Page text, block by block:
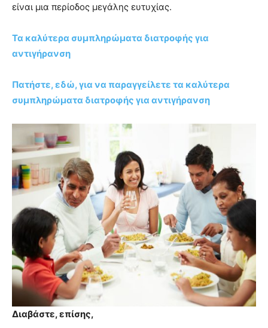
είναι μια περίοδος μεγάλης ευτυχίας.
Τα καλύτερα συμπληρώματα διατροφής για
αντιγήρανση
Πατήστε, εδώ, για να παραγγείλετε τα καλύτερα
συμπληρώματα διατροφής για αντιγήρανση
Διαβάστε, επίσης,